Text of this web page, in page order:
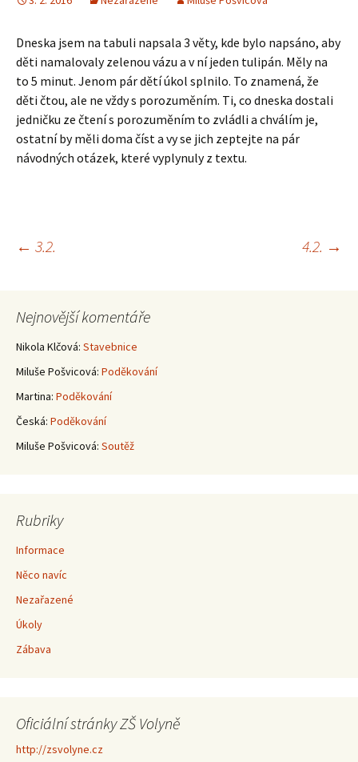
Dneska jsem na tabuli napsala 3 věty, kde bylo napsáno, aby
děti namalovaly zelenou vázu a v ní jeden tulipán. Měly na
to 5 minut. Jenom pár dětí úkol splnilo. To znamená, že
děti čtou, ale ne vždy s porozuměním. Ti, co dneska dostali
jedničku ze čtení s porozuměním to zvládli a chválím je,
ostatní by měli doma číst a vy se jich zeptejte na pár
návodných otázek, které vyplynuly z textu.
Navigace
pro
příspěvky
← 3.2. 4.2. →
Nejnovější komentáře
Nikola Klčová: Stavebnice
Miluše Pošvicová: Poděkování
Martina: Poděkování
Česká: Poděkování
Miluše Pošvicová: Soutěž
Rubriky
Informace
Něco navíc
Nezařazené
Úkoly
Zábava
Oficiální stránky ZŠ Volyně
http://zsvolyne.cz